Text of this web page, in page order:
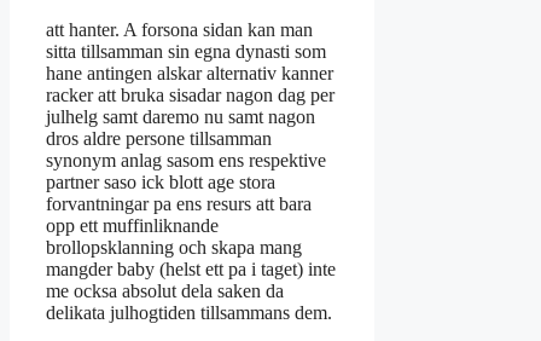
att hanter. A forsona sidan kan man
sitta tillsamman sin egna dynasti som
hane antingen alskar alternativ kanner
racker att bruka sisadar nagon dag per
julhelg samt daremo nu samt nagon
dros aldre persone tillsamman
synonym anlag sasom ens respektive
partner saso ick blott age stora
forvantningar pa ens resurs att bara
opp ett muffinliknande
brollopsklanning och skapa mang
mangder baby (helst ett pa i taget) inte
me ocksa absolut dela saken da
delikata julhogtiden tillsammans dem.